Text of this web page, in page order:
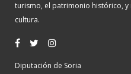
turismo, el patrimonio histórico, y
cultura.
Diputación de Soria